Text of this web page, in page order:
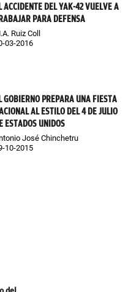
ACCIDENTE DEL YAK-42 VUELVE A
PARA DEFENSA
Ruiz Coll
03-2016
GOBIERNO PREPARA UNA FIESTA
AL ESTILO DEL 4 DE JULIO
ESTADOS UNIDOS
José Chinchetru
10-2015